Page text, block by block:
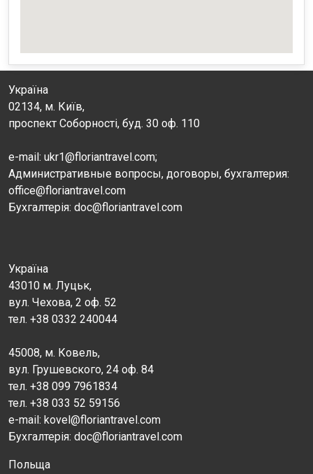
Україна
02134, м. Київ,
проспект Соборності, буд. 30 оф. 110
e-mail: ukr1@floriantravel.com;
Административные вопросы, договоры, бухгалтерия:
office@floriantravel.com
Бухгалтерія: doc@floriantravel.com
Україна
43010 м. Луцьк,
вул. Чехова, 2 оф. 52
тел. +38 0332 240044
45008, м. Ковель,
вул. Грушевского, 24 оф. 84
тел. +38 099 7961834
тел. +38 033 52 59156
e-mail: kovel@floriantravel.com
Бухгалтерія: doc@floriantravel.com
Польща